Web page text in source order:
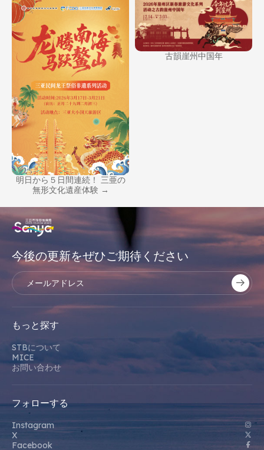
明日から５日間連続！ 三亜の
無形文化遺産体験 →
古韻崖州中国年
今後の更新をぜひご期待ください
もっと探す
STBについて
MICE
お問い合わせ
フォローする
Instagram
X
Facebook